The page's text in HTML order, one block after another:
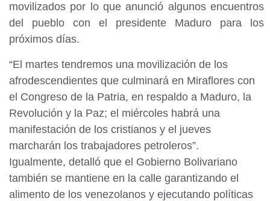
movilizados por lo que anunció algunos encuentros
del pueblo con el presidente Maduro para los
próximos días.
“El martes tendremos una movilización de los
afrodescendientes que culminará en Miraflores con
el Congreso de la Patria, en respaldo a Maduro, la
Revolución y la Paz; el miércoles habrá una
manifestación de los cristianos y el jueves
marcharán los trabajadores petroleros”.
Igualmente, detalló que el Gobierno Bolivariano
también se mantiene en la calle garantizando el
alimento de los venezolanos y ejecutando políticas